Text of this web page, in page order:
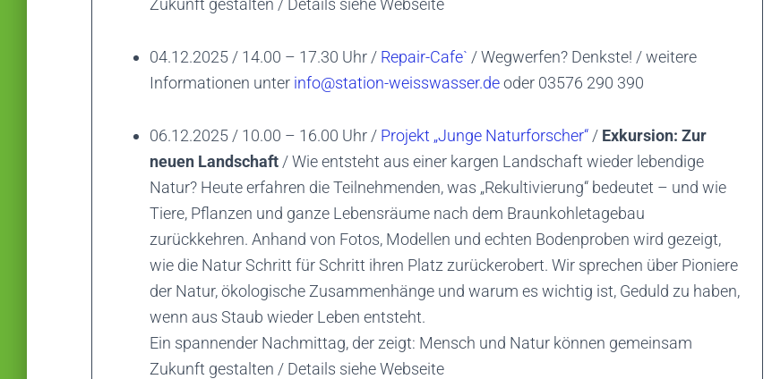
Zukunft gestalten / Details siehe Webseite
04.12.2025 / 14.00 – 17.30 Uhr / Repair-Cafe` / Wegwerfen? Denkste! / weitere
Informationen unter info@station-weisswasser.deoder 03576 290 390
06.12.2025 / 10.00 – 16.00 Uhr / Projekt „Junge Naturforscher“ / Exkursion: Zur
neuen Landschaft / Wie entsteht aus einer kargen Landschaft wieder lebendige
Natur? Heute erfahren die Teilnehmenden, was „Rekultivierung“ bedeutet – und wie
Tiere, Pflanzen und ganze Lebensräume nach dem Braunkohletagebau
zurückkehren. Anhand von Fotos, Modellen und echten Bodenproben wird gezeigt,
wie die Natur Schritt für Schritt ihren Platz zurückerobert. Wir sprechen über Pioniere
der Natur, ökologische Zusammenhänge und warum es wichtig ist, Geduld zu haben,
wenn aus Staub wieder Leben entsteht.
Ein spannender Nachmittag, der zeigt: Mensch und Natur können gemeinsam
Zukunft gestalten / Details siehe Webseite